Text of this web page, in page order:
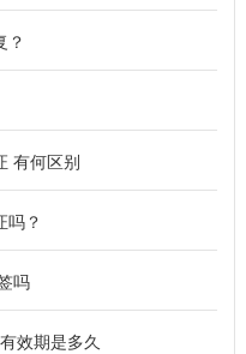
？
有何区别
吗？
吗
效期是多久